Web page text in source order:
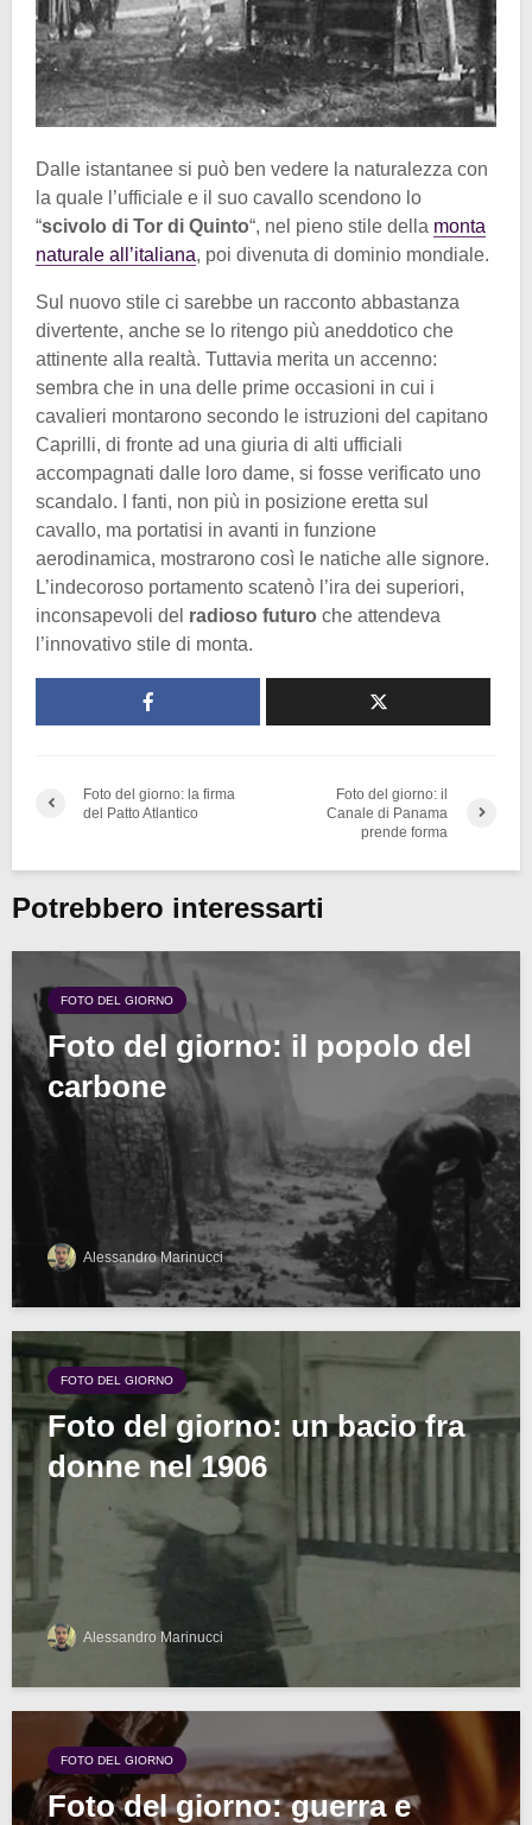
Dalle istantanee si può ben vedere la naturalezza con
la quale l’ufficiale e il suo cavallo scendono lo
“scivolo di Tor di Quinto“, nel pieno stile della monta
naturale all’italiana, poi divenuta di dominio mondiale.
Sul nuovo stile ci sarebbe un racconto abbastanza
divertente, anche se lo ritengo più aneddotico che
attinente alla realtà. Tuttavia merita un accenno:
sembra che in una delle prime occasioni in cui i
cavalieri montarono secondo le istruzioni del capitano
Caprilli, di fronte ad una giuria di alti ufficiali
accompagnati dalle loro dame, si fosse verificato uno
scandalo. I fanti, non più in posizione eretta sul
cavallo, ma portatisi in avanti in funzione
aerodinamica, mostrarono così le natiche alle signore.
L’indecoroso portamento scatenò l’ira dei superiori,
inconsapevoli del radioso futuro che attendeva
l’innovativo stile di monta.
Foto del giorno: la firma
del Patto Atlantico
Foto del giorno: il
Canale di Panama
prende forma
Potrebbero interessarti
FOTO DEL GIORNO
Foto del giorno: il popolo del
carbone
Alessandro Marinucci
FOTO DEL GIORNO
Foto del giorno: un bacio fra
donne nel 1906
Alessandro Marinucci
FOTO DEL GIORNO
Foto del giorno: guerra e